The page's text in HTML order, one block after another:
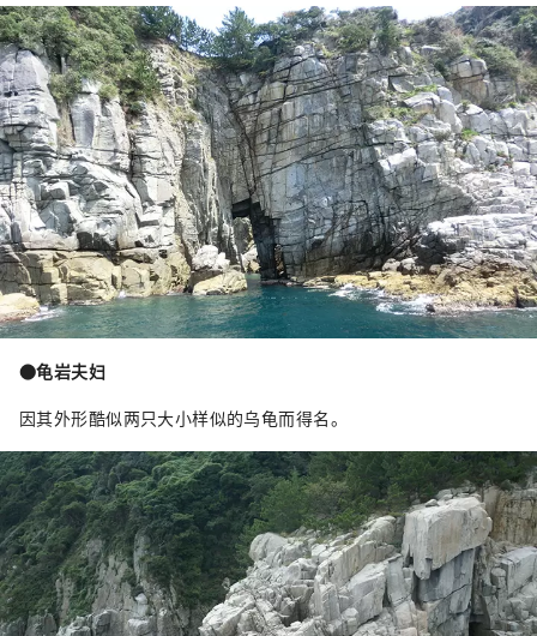
●龟岩夫妇
因其外形酷似两只大小样似的乌龟而得名。